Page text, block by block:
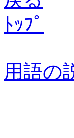
ﾄｯﾌﾟ
用語の